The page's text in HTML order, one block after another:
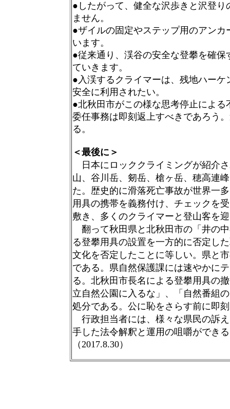
●したがって、健全な沢歩きと沢登
ません。
●ザイルの固定やステップ用のアン
います。
●従来通り、渓谷の安全な登攀を確
ていきます。
●入渓するクライマーは、残地ハー
安全に利用されたい。
●北秋田市がこの様な思考停止によ
委任事務は即刻返上すべきであろう
る。
＜最後に＞
日本にロッククライミングが紹介
山、谷川岳、剱岳、槍ヶ岳、穂高連
た。歴史的に滑落死亡事故が世界一
用具の携帯を義務付け、チェックを
敷き、多くのクライマーと登山客を
翻って秋田県と北秋田市の「井の
る登攀用具の設置を一方的に否定し
文化を否定したことに等しい。県と
である。県自然保護課には速やかに
る。北秋田市長名による登攀用具の
立自然公園に入るな」、「自然番組
処分である。公に恥をさらす前に即
行政担当者には、様々な県民の訴
手した法令解釈と運用の咀嚼ができ
（2017.8.30）